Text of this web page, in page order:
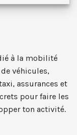
à la mobilité
véhicules,
assurances et
pour faire les
ton activité.